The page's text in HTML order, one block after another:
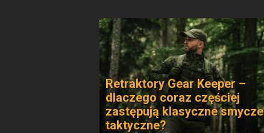
Retraktory Gear Keeper –
dlaczego coraz częściej
zastępują klasyczne smycze
taktyczne?